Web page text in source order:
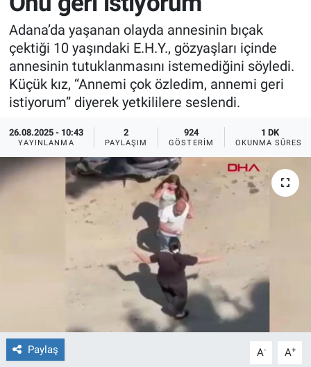
Adana’da yaşanan olayda annesinin bıçak
çektiği 10 yaşındaki E.H.Y., gözyaşları içinde
annesinin tutuklanmasını istemediğini söyledi.
Küçük kız, “Annemi çok özledim, annemi geri
istiyorum” diyerek yetkililere seslendi.
26.08.2025 - 10:43
YAYINLANMA
2
PAYLAŞIM
924
GÖSTERIM
1 DK
OKUNMA SÜRESI
Paylaş A- A+
Doğa Konuşuyor
Dünya
Ege Saati
Ege'den Esintiler
Eğitim
Eğlence
Ekonomi
Gerçeğin İzinde
Gün Başlıyor
Gün Bitiyor
Sağlık
Spor
Yayın Akışı
İletişim
Tüm Manşetler
Son Dakika Haberleri
Haber Arşivi